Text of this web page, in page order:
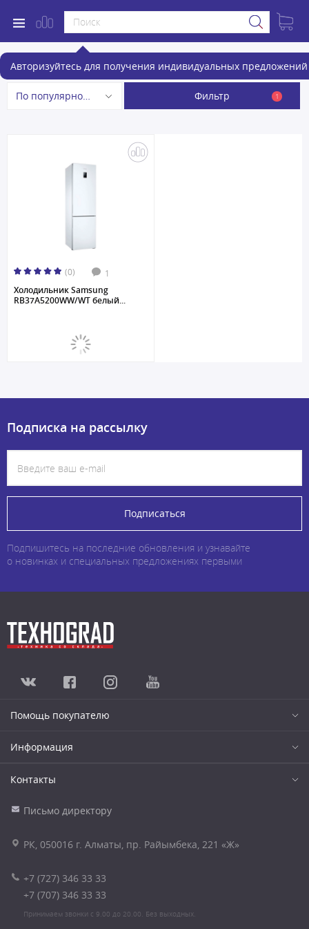
Авторизуйтесь для получения индивидуальных предложений
Холодильники
По популярности Фильтр 1
(0) 1
Холодильник Samsung
RB37A5200WW/WT белый...
Подписка на рассылку
Подписаться
Подпишитесь на последние обновления и узнавайте
о новинках и специальных предложениях первыми
Помощь покупателю
Информация
Контакты
Письмо директору
РК, 050016 г. Алматы, пр. Райымбека, 221 «Ж»
+7 (727) 346 33 33
+7 (707) 346 33 33
Принимаем звонки с 9.00 до 20.00. Без выходных.